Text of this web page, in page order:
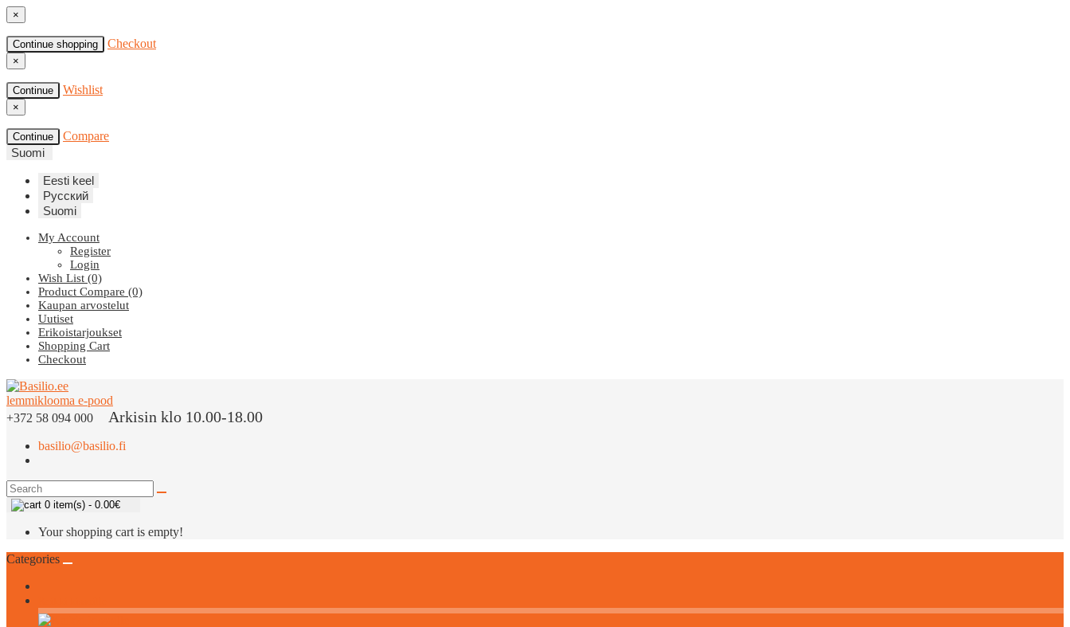
×
Continue shopping Checkout
×
Continue Wishlist
×
Continue
Compare
Suomi
Eesti keel
Русский
Suomi
My Account
Register
Login
Wish List (0)
Product Compare (0)
Kaupan arvostelut
Uutiset
Erikoistarjoukset
Shopping Cart
Checkout
+372 58 094 000 Arkisin klo 10.00-18.00
basilio@basilio.fi
0 item(s) - 0.00€
Your shopping cart is empty!
Categories